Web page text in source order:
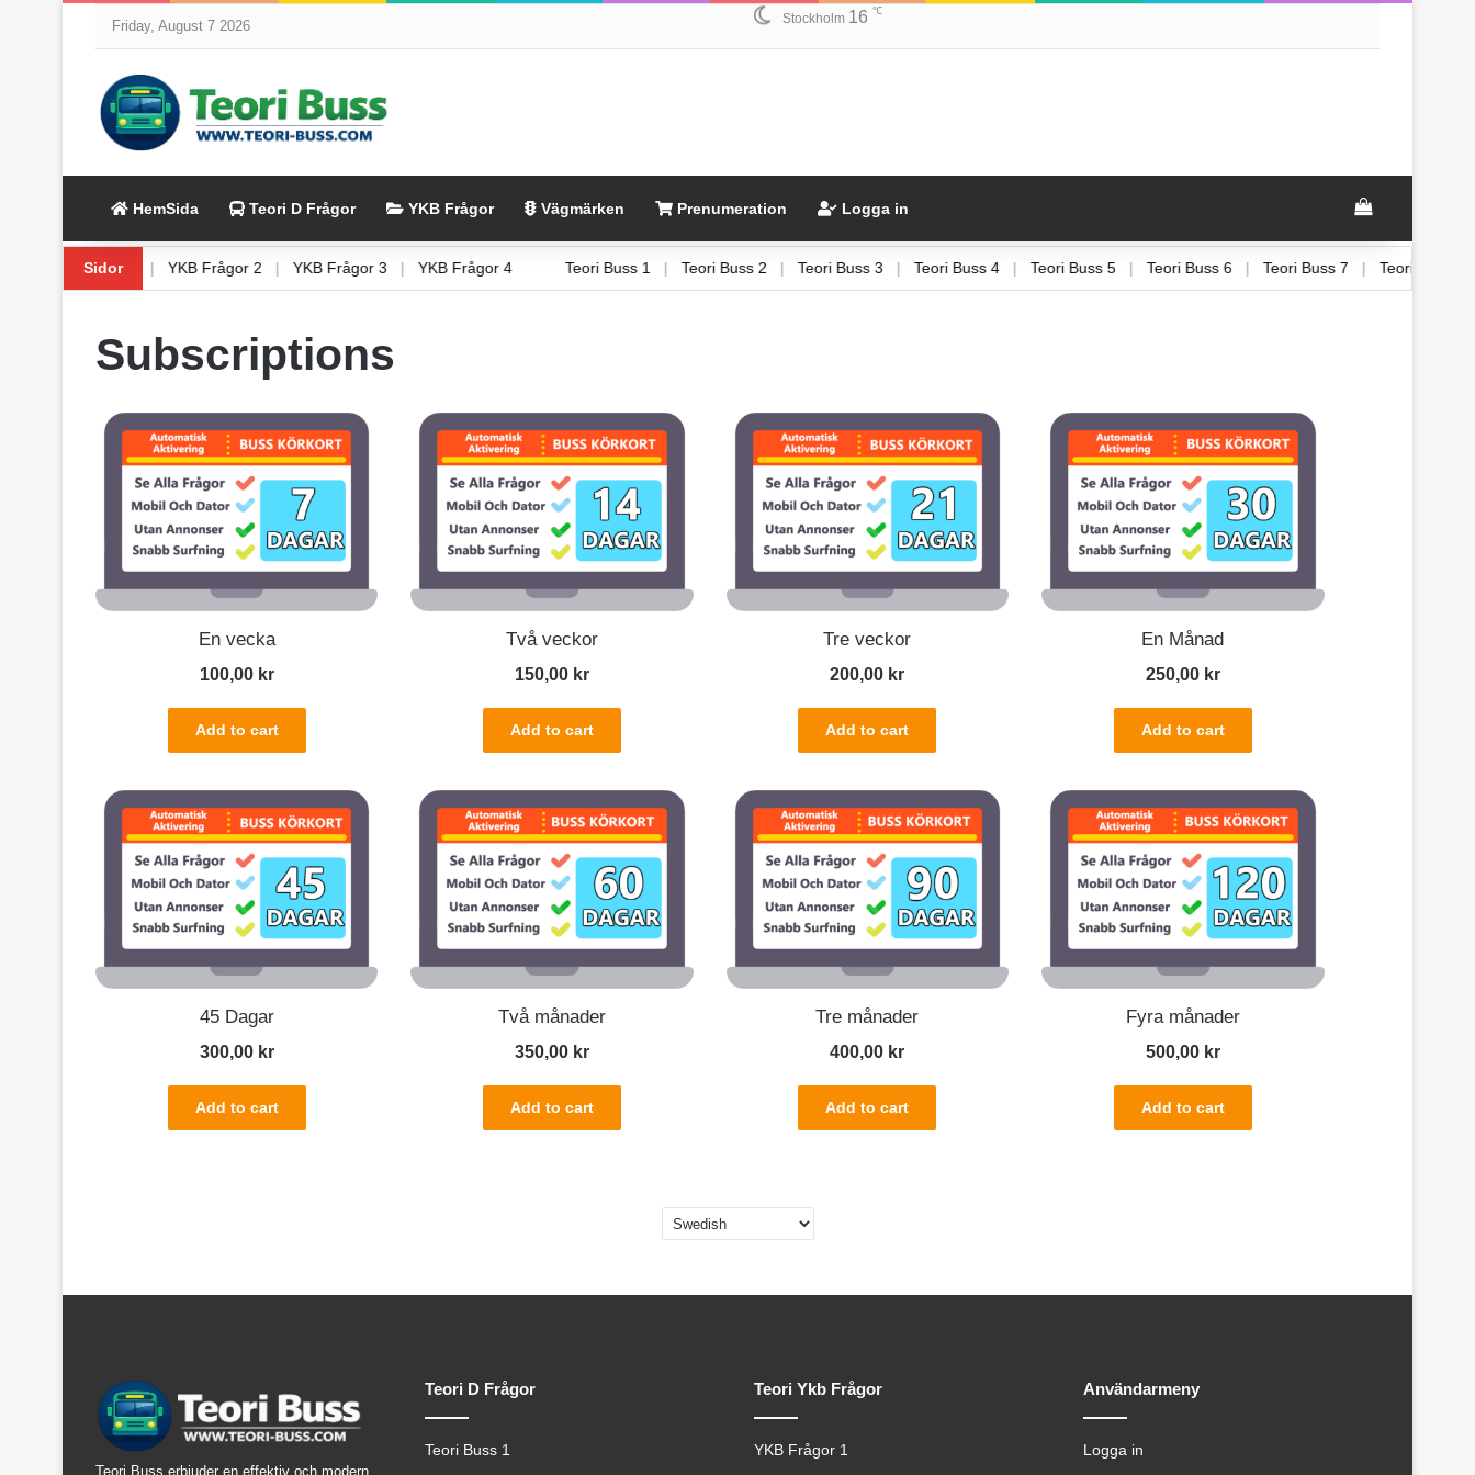
Friday, August 7 2026 Stockholm 16 ℃
HemSida Teori D Frågor YKB Frågor Vägmärken Prenumeration Logga in View your
Sidor
YKB Frågor 1 | YKB Frågor 2 | YKB Frågor 3 | YKB Frågor 4 Teori Buss 1 | Teori Buss 2 | Teori Buss 3 | Teori Buss 4 | Teori Buss 5 | Teori Buss 6 | Teori Buss 7 | Teori
Subscriptions
En vecka
100,00 kr
Add to cart
Två veckor
150,00 kr
Add to cart
Tre veckor
200,00 kr
Add to cart
En Månad
250,00 kr
Add to cart
45 Dagar
300,00 kr
Add to cart
Två månader
350,00 kr
Add to cart
Tre månader
400,00 kr
Add to cart
Fyra månader
500,00 kr
Add to cart
Teori Buss erbjuder en effektiv och modern
Teori D Frågor
Teori Buss 1
Teori Ykb Frågor
YKB Frågor 1
Användarmeny
Logga in